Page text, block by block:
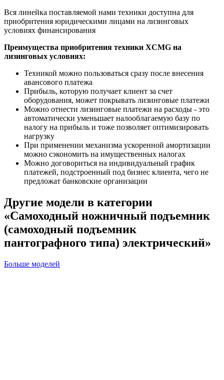
Вся линейка поставляемой нами техники доступна для
приобритения юридическими лицами на лизинговых
условиях финансирования
Преимущества приобритения техники XCMG на
лизинговых условиях:
Техникой можно пользоваться сразу после внесения
авансового платежа
Прибыль, которую получает клиент за счет
оборудования, может покрывать лизинговые платежи
Можно отнести лизинговые платежи на расходы - это
автоматически уменьшает налооблагаемую базу по
налогу на прибыль и тоже позволяет оптимизировать
нагрузку
При применении механизма ускоренной амортизации
можно сэкономить на имущественных налогах
Можно договориться на индивидуальный график
платежей, подстроенный под бизнес клиента, чего не
предложат банковские организации
Другие модели в категории
«Самоходный ножничный подъемник
(самоходный подъемник
пантографного типа) электрический»
Больше моделей